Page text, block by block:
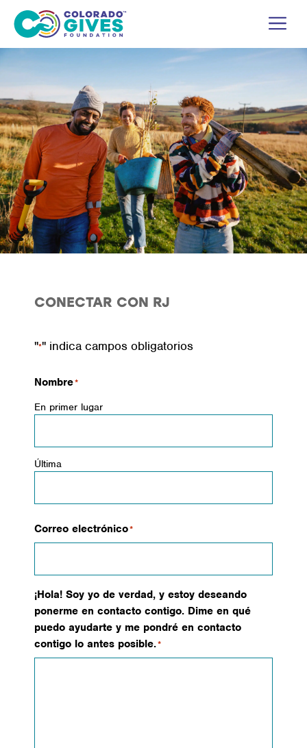
contenido
CONECTAR CON RJ
"*" indica campos obligatorios
Nombre*
En primer lugar
Última
Correo electrónico*
¡Hola! Soy yo de verdad, y estoy deseando
ponerme en contacto contigo. Dime en qué
puedo ayudarte y me pondré en contacto
contigo lo antes posible.*